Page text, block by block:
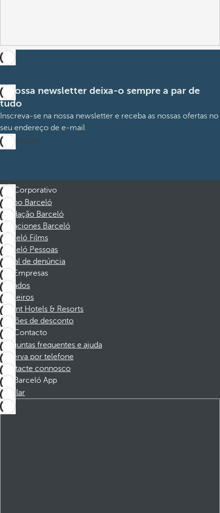
A nossa newsletter deixa-o sempre a par de
tudo
Inscreva-se na nossa newsletter e receba as nossas ofertas no
seu endereço de e-mail
Subscrever
Corporativo
Grupo Barceló
Fundação Barceló
Vacaciones Barceló
Barceló Films
Barceló Pessoas
Canal de denúncia
Empresas
Afiliados
Parceiros
Dorint Hotels & Resorts
Cupões de desconto
Contacto
Perguntas frequentes e ajuda
Reserva por telefone
Contacte connosco
Barceló App
Instalar